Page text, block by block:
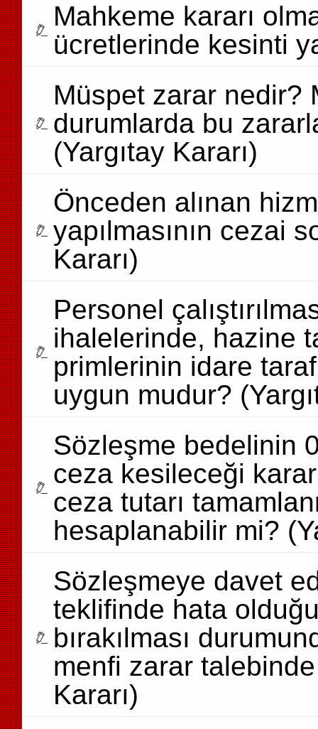
Mahkeme kararı
ücretlerinde kesinti
Müspet zarar nedir?
durumlarda bu
(Yargıtay Kararı)
Önceden alınan
yapılmasının cezai
Kararı)
Personel
ihalelerinde, hazine
primlerinin idare
uygun mudur?
Sözleşme bedelinin
ceza kesileceği
ceza tutarı
hesaplanabilir mi?
Sözleşmeye davet
teklifinde hata
bırakılması
menfi zarar
Kararı)